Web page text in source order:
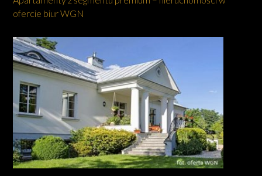
ofercie biur WGN